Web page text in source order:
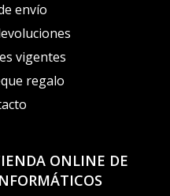
ONLINE DE
envío
vigentes
regalo